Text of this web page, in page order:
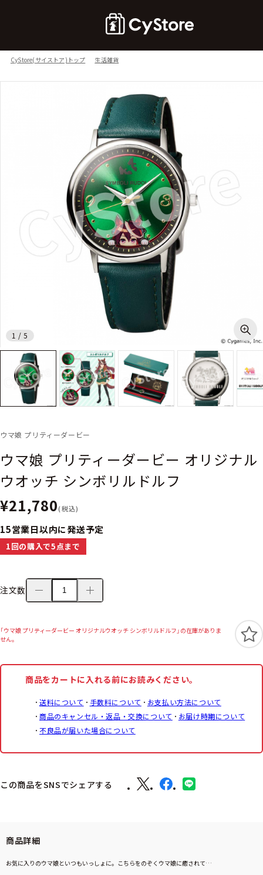
CyStore(サイストア)トップ 生活雑貨
1 / 5
ウマ娘 プリティーダービー
ウマ娘 プリティーダービー オリジナル
ウオッチ シンボリルドルフ
¥21,780(税込)
15営業日以内に発送予定
1回の購入で5点まで
注文数
「ウマ娘 プリティーダービー オリジナルウオッチ シンボリルドルフ」の在庫がありま
せん。
商品をカートに入れる前にお読みください。
送料について 手数料について
お支払い方法について
商品のキャンセル・返品・交換について
お届け時期について
不良品が届いた場合について
この商品をSNSでシェアする
商品詳細
お気に入りのウマ娘といつもいっしょに。こちらをのぞくウマ娘に癒されて…